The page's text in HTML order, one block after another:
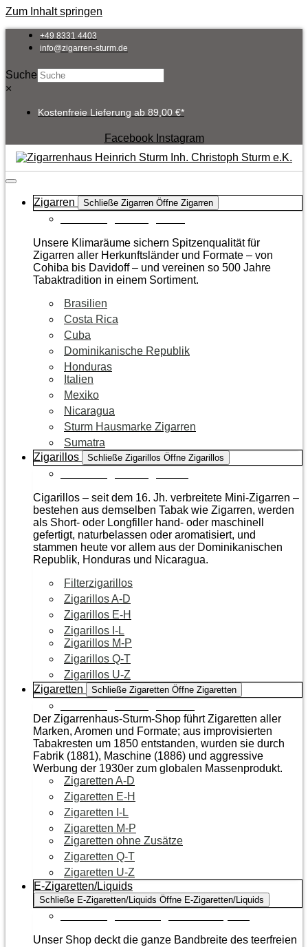
Zum Inhalt springen
+49 8331 4403
info@zigarren-sturm.de
Suche
×
Kostenfreie Lieferung ab 89,00 €*
Facebook Instagram
Zigarren Schließe Zigarren Öffne Zigarren
Unsere Klimaräume sichern Spitzenqualität für
Zigarren aller Herkunftsländer und Formate – von
Cohiba bis Davidoff – und vereinen so 500 Jahre
Tabaktradition in einem Sortiment.
Brasilien
Costa Rica
Cuba
Dominikanische Republik
Honduras
Italien
Mexiko
Nicaragua
Sturm Hausmarke Zigarren
Sumatra
Zigarillos
Schließe Zigarillos Öffne Zigarillos
Cigarillos – seit dem 16. Jh. verbreitete Mini-Zigarren –
bestehen aus demselben Tabak wie Zigarren, werden
als Short- oder Longfiller hand- oder maschinell
gefertigt, naturbelassen oder aromatisiert, und
stammen heute vor allem aus der Dominikanischen
Republik, Honduras und Nicaragua.
Filterzigarillos
Zigarillos A-D
Zigarillos E-H
Zigarillos I-L
Zigarillos M-P
Zigarillos Q-T
Zigarillos U-Z
Zigaretten
Schließe Zigaretten Öffne Zigaretten
Der Zigarrenhaus-Sturm-Shop führt Zigaretten aller
Marken, Aromen und Formate; aus improvisierten
Tabakresten um 1850 entstanden, wurden sie durch
Fabrik (1881), Maschine (1886) und aggressive
Werbung der 1930er zum globalen Massenprodukt.
Zigaretten A-D
Zigaretten E-H
Zigaretten I-L
Zigaretten M-P
Zigaretten ohne Zusätze
Zigaretten Q-T
Zigaretten U-Z
E-Zigaretten/Liquids
Schließe E-Zigaretten/Liquids Öffne E-Zigaretten/Liquids
Unser Shop deckt die ganze Bandbreite des teerfreien